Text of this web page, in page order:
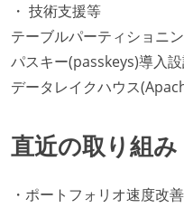
・ 技術支援等
テーブルパーティショニ
パスキー(passkeys)導入
データレイクハウス
直近の取り組み
・ポートフォリオ速度改善